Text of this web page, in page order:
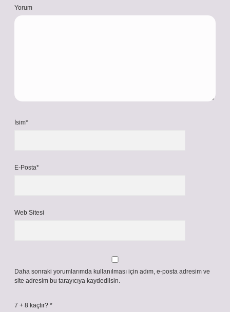
Yorum
İsim*
E-Posta*
Web Sitesi
Daha sonraki yorumlarımda kullanılması için adım, e-posta adresim ve
site adresim bu tarayıcıya kaydedilsin.
7 + 8 kaçtır? *